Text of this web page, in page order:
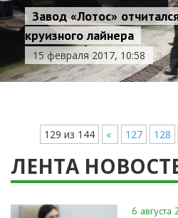
Завод «Лотос»
круизного лайнера
15 февраля 2017, 10:58
129 из 144 « 127 128
ЛЕНТА
6 августа